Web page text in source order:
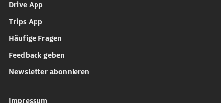
Drive App
Trips App
Häufige Fragen
Feedback geben
Newsletter abonnieren
Impressum